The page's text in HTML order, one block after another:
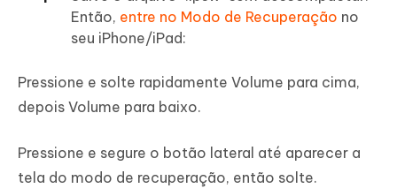
Então, entre no Modo de Recuperação no
seu iPhone/iPad:
Pressione e solte rapidamente Volume para cima,
depois Volume para baixo.
Pressione e segure o botão lateral até aparecer a
tela do modo de recuperação, então solte.